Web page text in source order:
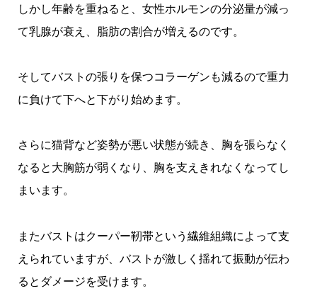
しかし年齢を重ねると、女性ホルモンの分泌量が減っ
て乳腺が衰え、脂肪の割合が増えるのです。
そしてバストの張りを保つコラーゲンも減るので重力
に負けて下へと下がり始めます。
さらに猫背など姿勢が悪い状態が続き、胸を張らなく
なると大胸筋が弱くなり、胸を支えきれなくなってし
まいます。
またバストはクーパー靭帯という繊維組織によって支
えられていますが、バストが激しく揺れて振動が伝わ
るとダメージを受けます。